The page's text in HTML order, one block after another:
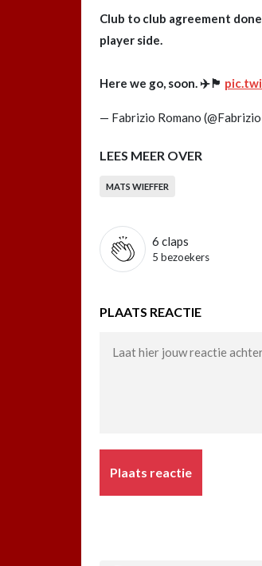
Club to club agreement
player side.
Here we go, soon. ✈️🏴󠁧󠁢󠁥󠁮󠁧󠁿
— Fabrizio Romano
LEES MEER OVER
MATS WIEFFER
6 claps
5 bezoekers
PLAATS REACTIE
Plaats reactie